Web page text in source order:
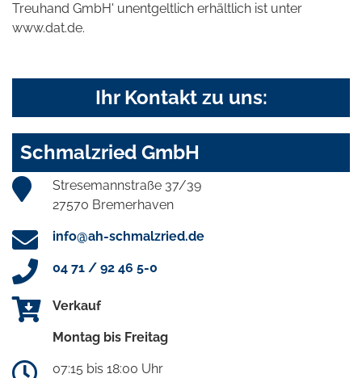
Treuhand GmbH' unentgeltlich erhältlich ist unter
www.dat.de.
Ihr Kontakt zu uns:
Schmalzried GmbH
Stresemannstraße 37/39
27570 Bremerhaven
info@ah-schmalzried.de
04 71 / 92 46 5-0
Verkauf
Montag bis Freitag
07:15 bis 18:00 Uhr